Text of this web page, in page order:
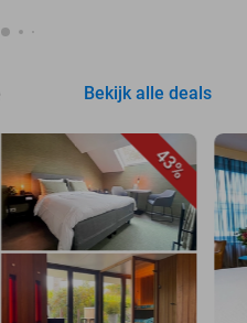
Bekijk alle deals
43%